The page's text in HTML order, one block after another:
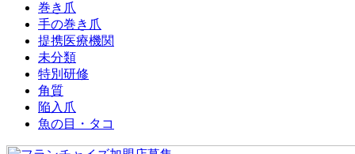
巻き爪
手の巻き爪
提携医療機関
未分類
特別研修
角質
陥入爪
魚の目・タコ